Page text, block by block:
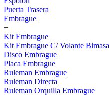
Puerta Trasera
Embrague
+
Kit Embrague
Kit Embrague C/ Volante Bimasa
Disco Embrague
Placa Embrague
Ruleman Embrague
Ruleman Directa
Ruleman Orquilla Embrague